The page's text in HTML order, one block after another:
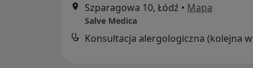
Szparagowa 10, Łódź • Mapa
Salve Medica